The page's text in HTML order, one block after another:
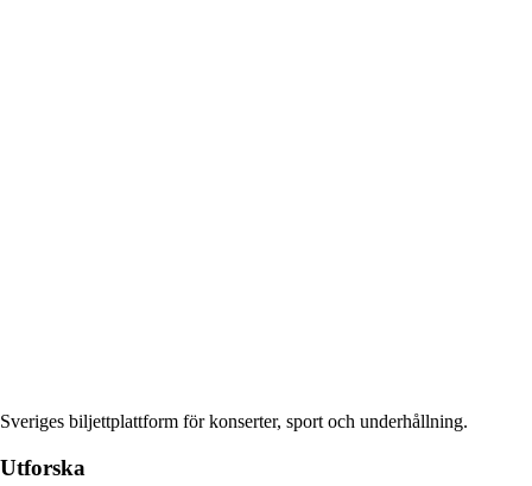
Sveriges biljettplattform för konserter, sport och underhållning.
Utforska